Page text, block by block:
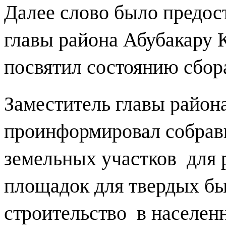
Далее слово было
главы района Абубакару
посвятил состоянию
Заместитель главы
проинформировал
земельных участков для
площадок для твердых
строительство в